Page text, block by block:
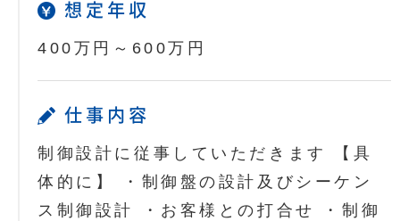
想定年収
400万円～600万円
仕事内容
制御設計に従事していただきます 【具
体的に】 ・制御盤の設計及びシーケン
ス制御設計 ・お客様との打合せ ・制御